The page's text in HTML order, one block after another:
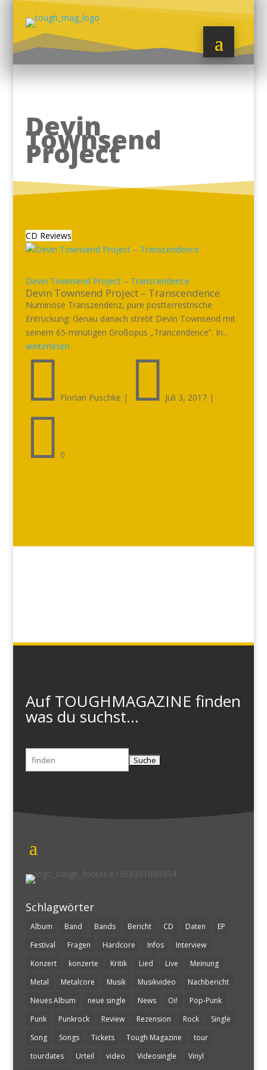
Devin
Townsend
Project
CD Reviews
Devin Townsend Project – Transcendence
Devin Townsend Project – Transcendence
Numinöse Transzendenz, pure postterrestrische
Entrückung: Genau danach strebt Devin Townsend mit
seinem 65-minütigen Großopus „Trancendence“. In...
weiterlesen
 Florian Puschke |  Juli 3, 2017|
 0
Auf TOUGHMAGAZINE finden
was du suchst...
Suchen
nach:
Schlagwörter
Album Band Bands Bericht CD Daten
EP
Festival
Fragen Hardcore Infos
Interview
Konzert
konzerte Kritik Lied Live
Meinung
Metal
Metalcore Musik Musikvideo
Nachbericht
Neues Album
neue single News Oi!
Pop-Punk
Punk
Punkrock Review Rezension Rock
Single
Song
Songs Tickets Tough Magazine
tour
tourdates
Urteil video Videosingle
Vinyl